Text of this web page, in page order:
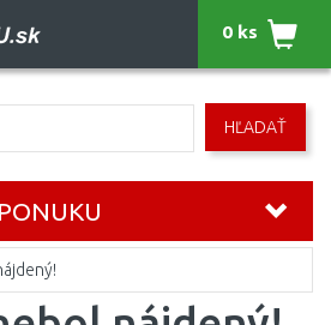
HĽADAŤ
0 ks